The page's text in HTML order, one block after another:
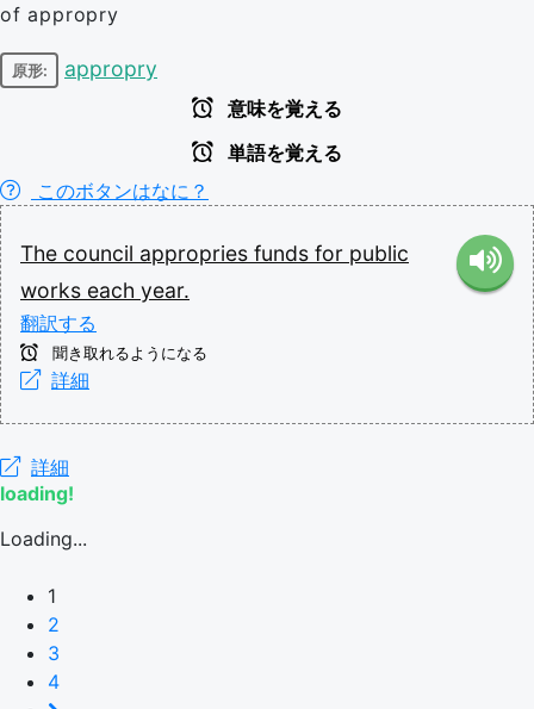
of appropry
原形: appropry
意味を覚える
単語を覚える
このボタンはなに？
The council appropries funds for public
works each year.
翻訳する
聞き取れるようになる
詳細
詳細
loading!
Loading...
1
2
3
4